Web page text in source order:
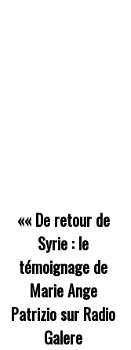
«« De retour de
Syrie : le
témoignage de
Marie Ange
Patrizio sur Radio
Galere